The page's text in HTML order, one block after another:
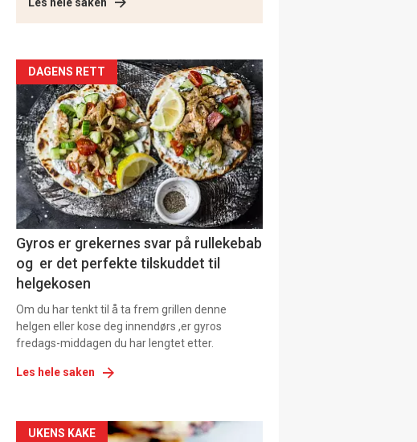
Artikler
detail
-
section
11
DAGENS RETT
Gyros er grekernes svar på rullekebab
og er det perfekte tilskuddet til
helgekosen
Om du har tenkt til å ta frem grillen denne
helgen eller kose deg innendørs ,er gyros
fredags-middagen du har lengtet etter.
Les hele saken
UKENS KAKE